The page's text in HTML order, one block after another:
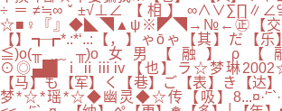
÷＝≠≒∞ˇ±√⊥∠【相】
☆■♀『』◆◣◥▲ψ※◤◥→№←㊣【交】
【】┱┲*.:*‘..:【，】ゃōゃ【其】だ【
≦)o(╥﹏╥)o女男【融】ρ【
⊙◎▄█▌ⅰⅱⅲⅳ【也】ラ☆梦琳
【马】も【军】く【巷】ご【表】き
梦*☆*瑶*☆◆幽灵◆☆传【吸】